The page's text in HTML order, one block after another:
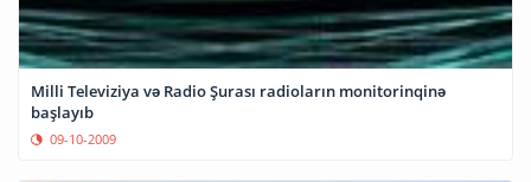
Milli Televiziya və Radio Şurası radioların monitorinqinə
başlayıb
09-10-2009